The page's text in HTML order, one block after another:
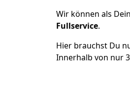
Wir können als
Fullservice.
Hier brauchst Du
Innerhalb von nur 3